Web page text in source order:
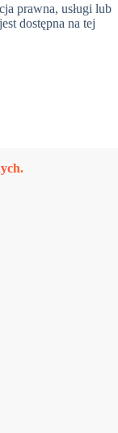
prawna, usługi lub
dostępna na tej